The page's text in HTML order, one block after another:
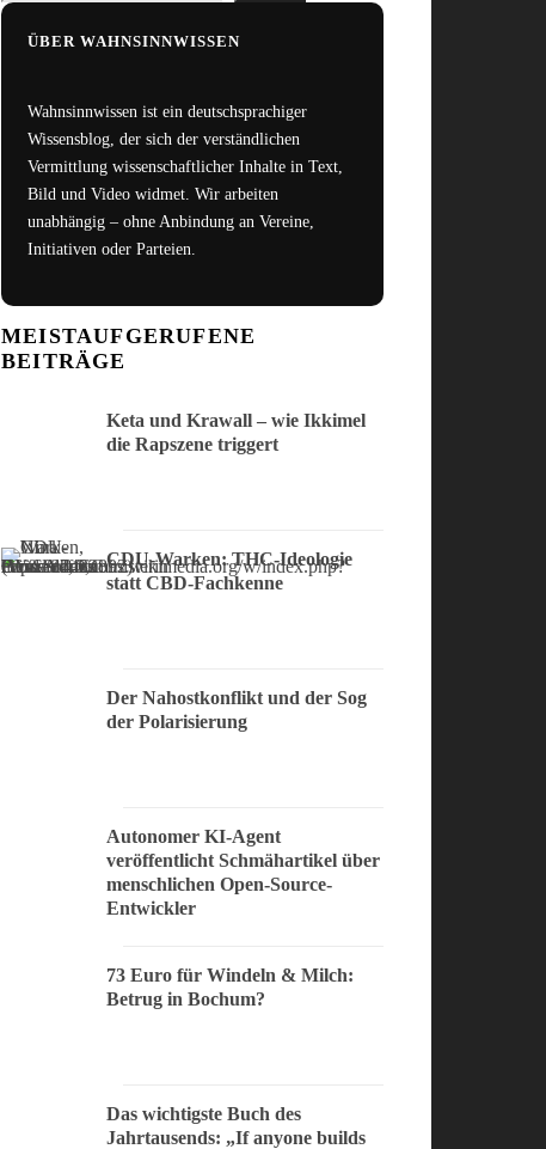
ÜBER WAHNSINNWISSEN
Wahnsinnwissen ist ein deutschsprachiger
Wissensblog, der sich der verständlichen
Vermittlung wissenschaftlicher Inhalte in Text,
Bild und Video widmet. Wir arbeiten
unabhängig – ohne Anbindung an Vereine,
Initiativen oder Parteien.
MEISTAUFGERUFENE
BEITRÄGE
Keta und Krawall – wie Ikkimel
die Rapszene triggert
CDU-Warken: THC-Ideologie
statt CBD-Fachkenne
Der Nahostkonflikt und der Sog
der Polarisierung
Autonomer KI-Agent
veröffentlicht Schmähartikel über
menschlichen Open-Source-
Entwickler
73 Euro für Windeln & Milch:
Betrug in Bochum?
Das wichtigste Buch des
Jahrtausends: „If anyone builds